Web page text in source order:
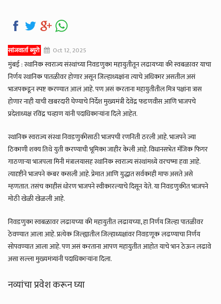
सांजवार्ता ब्युरो Oct 12, 2025
मुंबई : स्थानिक स्वराज्य संस्थांच्या निवडणुका महायुतीतून लढायच्या की स्वबळावर याचा
निर्णय स्थानिक पातळीवर होणार असून जिल्हाध्यक्षांना त्याचे अधिकार असतील असं
भाजपकडून स्पष्ट करण्यात आलं आहे. पण असं करताना महायुतीतील मित्र पक्षांना त्रास
होणार नाही याची खबरदारी घेण्याचे निर्देश मुख्यमंत्री देवेंद्र फडणवीस आणि भाजपचे
प्रदेशाध्यक्ष रविंद्र चव्हाण यांनी पदाधिकाऱ्यांना दिले आहेत.
स्थानिक स्वराज्य संस्था निवडणुकीसाठी भाजपची रणनिती ठरली आहे. भाजपने ज्या
ठिकाणी शक्य तिथे युती करण्याची भूमिका जाहीर केली आहे. विधानसभेत मॅजिक फिगर
गाठणाऱ्या भाजपला मिनी मंत्रालयासह स्थानिक स्वराज्य संस्थांमध्ये वरचष्मा हवा आहे.
त्यादृष्टीने भाजपने कंबर कसली आहे. प्रेमात आणि युद्धात सर्वकाही माफ असते असे
म्हणतात. तसंच काहीसं धोरण भाजपने स्वीकारल्याचे दिसून येते. या निवडणुकीत भाजपने
मोठी खेळी खेळली आहे.
निवडणुका स्वबळावर लढायच्या की महायुतीत लढायच्या, हा निर्णय जिल्हा पातळीवर
ठेवण्यात आला आहे. प्रत्येक जिल्ह्यातील जिल्हाध्यक्षांवर निवडणूक लढण्याचा निर्णय
सोपवण्यात आला आहे. पण असं करताना आपण महायुतीत आहोत याचे भान ठेऊन लढावे
असा सल्ला मुख्यमंत्र्यांनी पदाधिकाऱ्यांना दिला.
नव्यांचा प्रवेश करून घ्या